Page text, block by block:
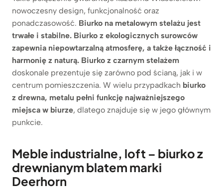
nowoczesny design, funkcjonalność oraz
ponadczasowość. Biurko na metalowym stelażu jest
trwałe i stabilne. Biurko z ekologicznych surowców
zapewnia niepowtarzalną atmosferę, a także łączność i
harmonię z naturą. Biurko z czarnym stelażem
doskonale prezentuje się zarówno pod ścianą, jak i w
centrum pomieszczenia. W wielu przypadkach biurko
z drewna, metalu pełni funkcję najważniejszego
miejsca w biurze, dlatego znajduje się w jego głównym
punkcie.
Meble industrialne, loft – biurko z
drewnianym blatem marki
Deerhorn